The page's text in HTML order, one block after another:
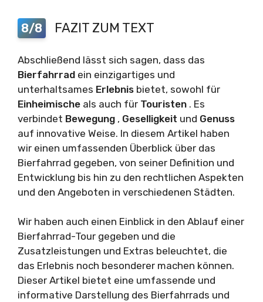
8/8 FAZIT ZUM TEXT
Abschließend lässt sich sagen, dass das
Bierfahrrad ein einzigartiges und
unterhaltsames Erlebnis bietet, sowohl für
Einheimische als auch für Touristen . Es
verbindet Bewegung , Geselligkeit und Genuss
auf innovative Weise. In diesem Artikel haben
wir einen umfassenden Überblick über das
Bierfahrrad gegeben, von seiner Definition und
Entwicklung bis hin zu den rechtlichen Aspekten
und den Angeboten in verschiedenen Städten.
Wir haben auch einen Einblick in den Ablauf einer
Bierfahrrad-Tour gegeben und die
Zusatzleistungen und Extras beleuchtet, die
das Erlebnis noch besonderer machen können.
Dieser Artikel bietet eine umfassende und
informative Darstellung des Bierfahrrads und